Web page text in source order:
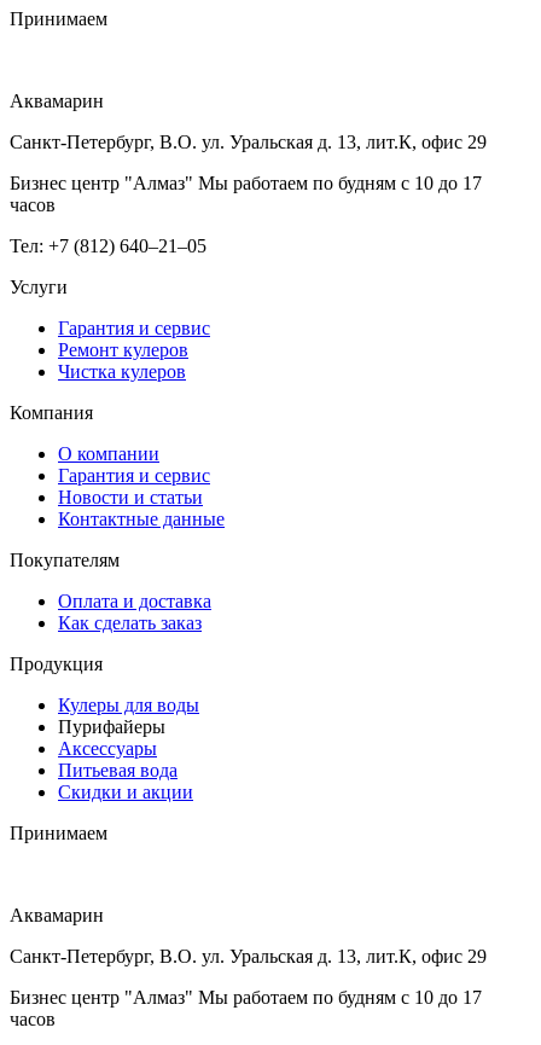
Принимаем
Аквамарин
Санкт-Петербург, В.О. ул. Уральская д. 13, лит.К, офис 29
Бизнес центр "Алмаз" Мы работаем по будням с 10 до 17
часов
Тел: +7 (812) 640–21–05
Услуги
Гарантия и сервис
Ремонт кулеров
Чистка кулеров
Компания
О компании
Гарантия и сервис
Новости и статьи
Контактные данные
Покупателям
Оплата и доставка
Как сделать заказ
Продукция
Кулеры для воды
Пурифайеры
Аксессуары
Питьевая вода
Скидки и акции
Принимаем
Аквамарин
Санкт-Петербург, В.О. ул. Уральская д. 13, лит.К, офис 29
Бизнес центр "Алмаз" Мы работаем по будням с 10 до 17
часов